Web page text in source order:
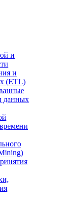
и
и
(ETL)
данных